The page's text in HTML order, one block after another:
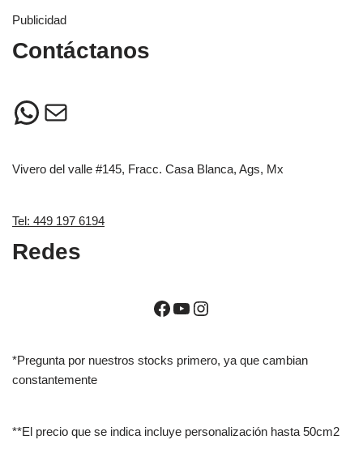
Publicidad
Contáctanos
Vivero del valle #145, Fracc. Casa Blanca, Ags, Mx
Tel: 449 197 6194
Redes
*Pregunta por nuestros stocks primero, ya que cambian
constantemente
**El precio que se indica incluye personalización hasta 50cm2